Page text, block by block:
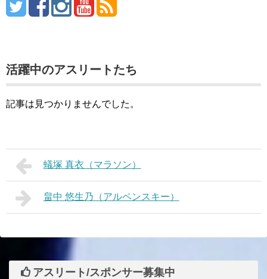
活躍中のアスリートたち
記事は見つかりませんでした。
蟻塚 真衣（マラソン）
畠中 悠生乃（アルペンスキー）
アスリート/スポンサー募集中